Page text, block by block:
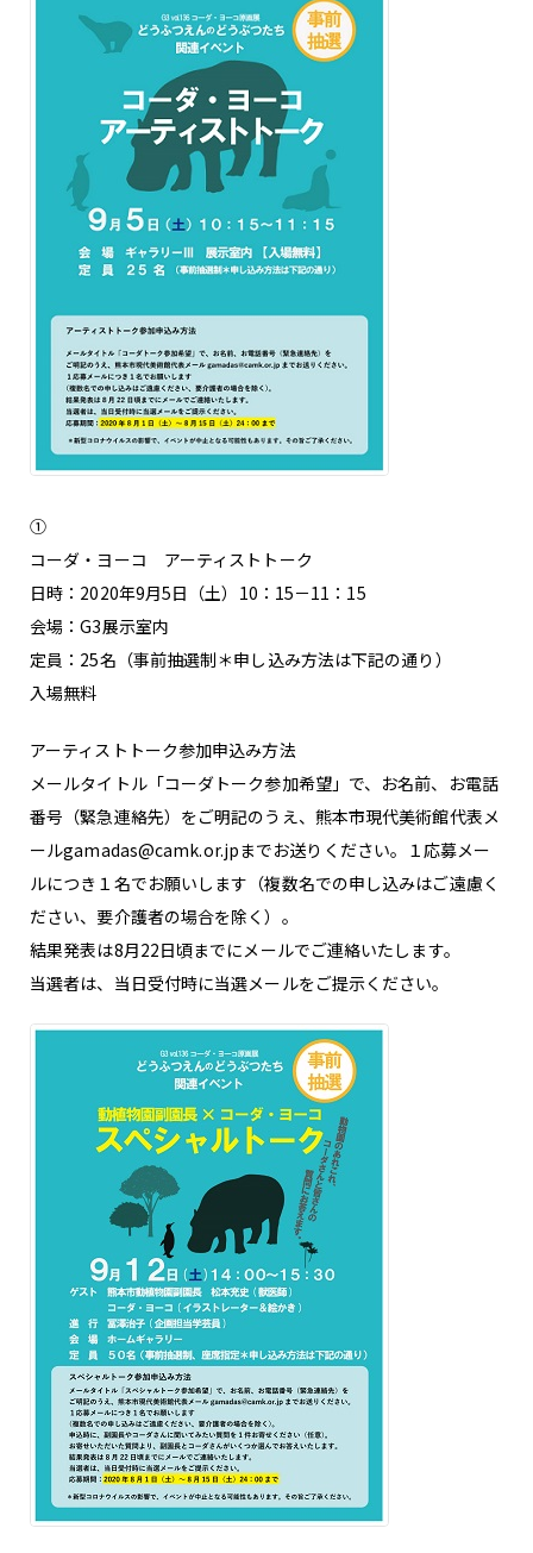
①
コーダ・ヨーコ アーティストトーク
日時：2020年9月5日（土）10：15－11：15
会場：G3展示室内
定員：25名（事前抽選制＊申し込み方法は下記の通り）
入場無料
アーティストトーク参加申込み方法
メールタイトル「コーダトーク参加希望」で、お名前、お電話
番号（緊急連絡先）をご明記のうえ、熊本市現代美術館代表メ
ールgamadas@camk.or.jpまでお送りください。１応募メー
ルにつき１名でお願いします（複数名での申し込みはご遠慮く
ださい、要介護者の場合を除く）。
結果発表は8月22日頃までにメールでご連絡いたします。
当選者は、当日受付時に当選メールをご提示ください。